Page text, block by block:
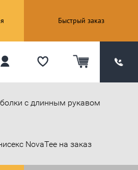
Быстрый заказ
с длинным рукавом
NovaTee на заказ